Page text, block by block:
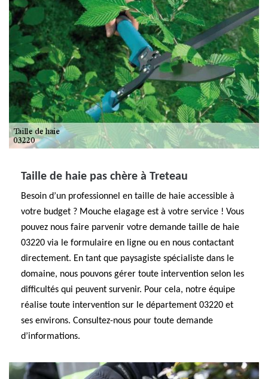
Taille de haie pas chère à Treteau
Besoin d’un professionnel en taille de haie accessible à
votre budget ? Mouche elagage est à votre service ! Vous
pouvez nous faire parvenir votre demande taille de haie
03220 via le formulaire en ligne ou en nous contactant
directement. En tant que paysagiste spécialiste dans le
domaine, nous pouvons gérer toute intervention selon les
difficultés qui peuvent survenir. Pour cela, notre équipe
réalise toute intervention sur le département 03220 et
ses environs. Consultez-nous pour toute demande
d’informations.